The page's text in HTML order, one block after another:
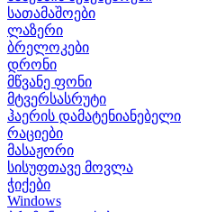
სათამაშოები
ლაზერი
ბრელოკები
დრონი
მწვანე ფონი
მტვერსასრუტი
ჰაერის დამატენიანებელი
რაციები
მასაჟორი
სისუფთავე მოვლა
ჭიქები
Windows